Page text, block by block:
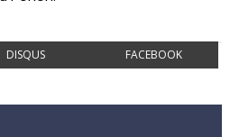
DISQUS FACEBOOK